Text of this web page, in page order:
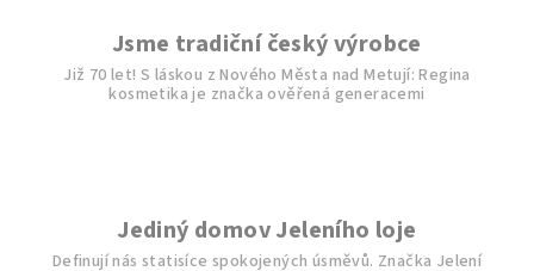
Jsme tradiční český výrobce
Již 70 let! S láskou z Nového Města nad Metují: Regina
kosmetika je značka ověřená generacemi
Jediný domov Jeleního loje
Definují nás statisíce spokojených úsměvů. Značka Jelení